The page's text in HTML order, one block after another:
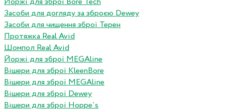
Засоби для догляду за зброєю Dewey
Засоби для чищення зброї Терен
Протяжка Real Avid
Шомпол Real Avid
Йоржі для зброї MEGAline
Вішери для зброї KleenBore
Вішери для зброї MEGAline
Вішери для зброї Dewey
Вішери для зброї Hoppe`s